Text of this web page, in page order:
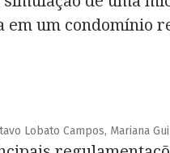
em um condomínio
Lobato Campos, Mariana